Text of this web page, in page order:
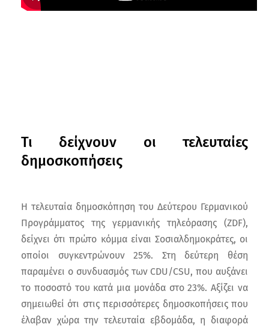
Τι δείχνουν οι τελευταίες
δημοσκοπήσεις
Η τελευταία δημοσκόπηση του Δεύτερου Γερμανικού
Προγράμματος της γερμανικής τηλεόρασης (ZDF),
δείχνει ότι πρώτο κόμμα είναι Σοσιαλδημοκράτες, οι
οποίοι συγκεντρώνουν 25%. Στη δεύτερη θέση
παραμένει ο συνδυασμός των CDU/CSU, που αυξάνει
το ποσοστό του κατά μια μονάδα στο 23%. Αξίζει να
σημειωθεί ότι στις περισσότερες δημοσκοπήσεις που
έλαβαν χώρα την τελευταία εβδομάδα, η διαφορά